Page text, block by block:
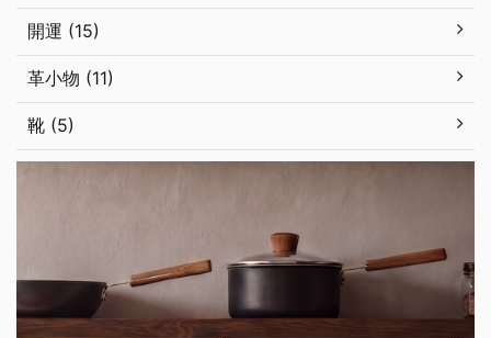
開運 (15)
革小物 (11)
靴 (5)